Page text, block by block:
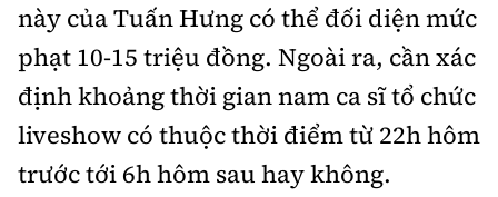
này của Tuấn Hưng có thể đối diện mức
phạt 10-15 triệu đồng. Ngoài ra, cần xác
định khoảng thời gian nam ca sĩ tổ chức
liveshow có thuộc thời điểm từ 22h hôm
trước tới 6h hôm sau hay không.